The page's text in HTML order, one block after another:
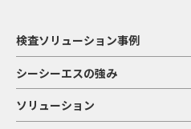
検査ソリューション事例
シーシーエスの強み
ソリューション